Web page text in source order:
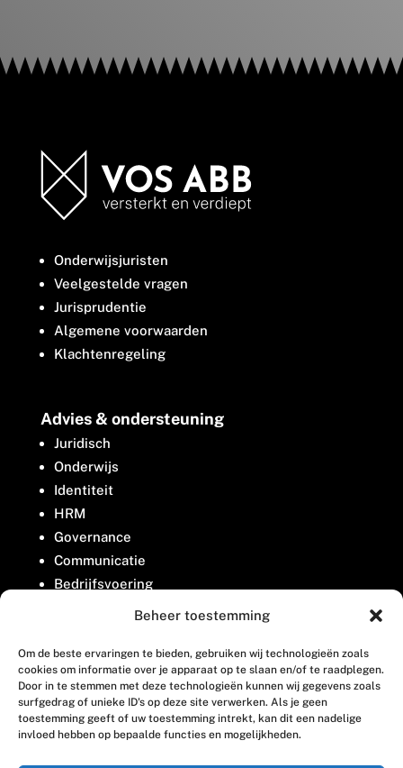
Beheer toestemming
Om de beste ervaringen te bieden, gebruiken wij technologieën zoals
cookies om informatie over je apparaat op te slaan en/of te raadplegen.
Door in te stemmen met deze technologieën kunnen wij gegevens zoals
surfgedrag of unieke ID's op deze site verwerken. Als je geen
toestemming geeft of uw toestemming intrekt, kan dit een nadelige
invloed hebben op bepaalde functies en mogelijkheden.
Onderwijsjuristen
Veelgestelde vragen
Jurisprudentie
Algemene voorwaarden
Klachtenregeling
Advies & ondersteuning
Juridisch
Onderwijs
Identiteit
HRM
Governance
Communicatie
Bedrijfsvoering
Belangenbehartiging
Contact
Houttuinlaan 8
3447 GM Woerden